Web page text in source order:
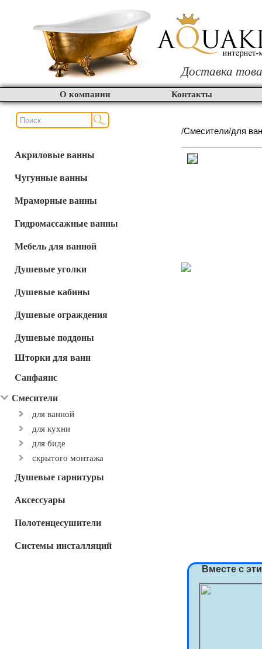
Доставка
О компании Контакты
Акриловые ванны
Чугунные ванны
Мраморные ванны
Гидромассажные ванны
Мебель для ванной
Душевые уголки
Душевые кабины
Душевые ограждения
Душевые поддоны
Шторки для ванн
Cанфаянс
Смесители
для ванной
для кухни
для биде
скрытого монтажа
Душевые гарнитуры
Аксессуары
Полотенцесушители
Системы инсталляций
/Смесители/для
Вместе с